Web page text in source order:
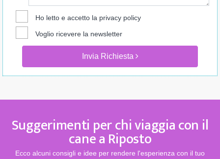
Ho letto e accetto la privacy policy
Voglio ricevere la newsletter
Invia Richiesta
Suggerimenti per chi viaggia con il
cane a Riposto
Ecco alcuni consigli e idee per rendere l'esperienza con il tuo